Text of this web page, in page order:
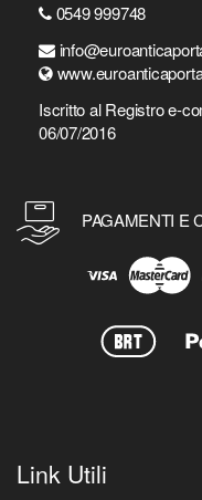
0549 999748
Iscritto al Registro e-
06/07/2016
PAGAMENTI E
Link Utili